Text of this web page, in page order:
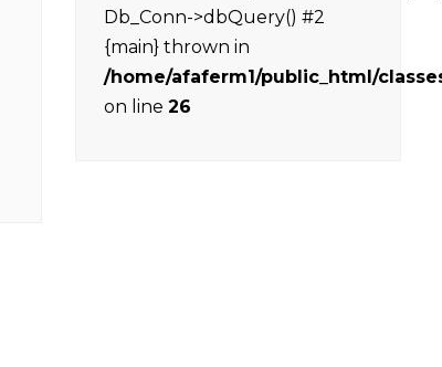
Db_Conn->dbQuery() #2
{main} thrown in
/home/afaferm1/public_html/
on line 26